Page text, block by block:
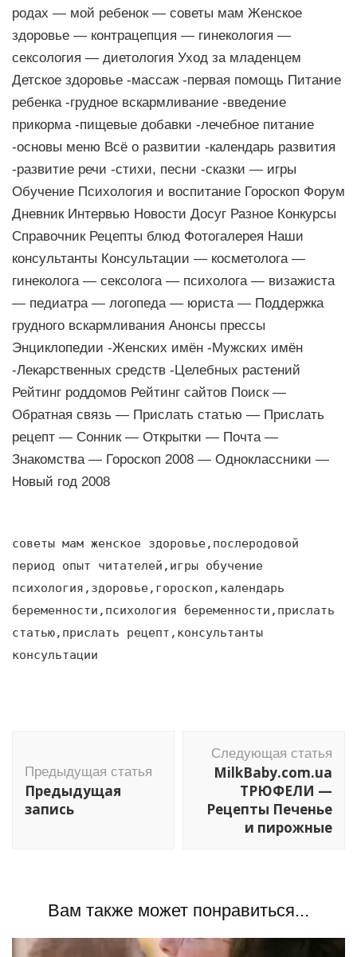
родах — мой ребенок — советы мам Женское
здоровье — контрацепция — гинекология —
сексология — диетология Уход за младенцем
Детское здоровье -массаж -первая помощь Питание
ребенка -грудное вскармливание -введение
прикорма -пищевые добавки -лечебное питание
-основы меню Всё о развитии -календарь развития
-развитие речи -стихи, песни -сказки — игры
Обучение Психология и воспитание Гороскоп Форум
Дневник Интервью Новости Досуг Разное Конкурсы
Справочник Рецепты блюд Фотогалерея Наши
консультанты Консультации — косметолога —
гинеколога — сексолога — психолога — визажиста
— педиатра — логопеда — юриста — Поддержка
грудного вскармливания Анонсы прессы
Энциклопедии -Женских имён -Мужских имён
-Лекарственных средств -Целебных растений
Рейтинг роддомов Рейтинг сайтов Поиск —
Обратная связь — Прислать статью — Прислать
рецепт — Сонник — Открытки — Почта —
Знакомства — Гороскоп 2008 — Одноклассники —
Новый год 2008
советы мам женское здоровье,послеродовой
период опыт читателей,игры обучение
психология,здоровье,гороскоп,календарь
беременности,психология беременности,прислать
статью,прислать рецепт,консультанты
консультации
по
записям
Предыдущая статья
Предыдущая
запись
Следующая статья
MilkBaby.com.ua
ТРЮФЕЛИ —
Рецепты Печенье
и пирожные
Вам также может понравиться...